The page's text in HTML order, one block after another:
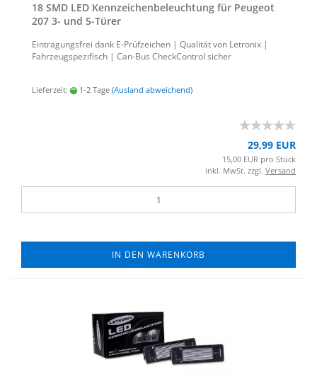
18 SMD LED Kenn­zei­chen­be­leuch­tung für Peu­geot
207 3- und 5-​Türer
Ein­tra­gungs­frei dank E-​Prüfzeichen | Qua­li­tät von Le­tro­nix |
Fahr­zeug­spe­zi­fisch | Can-​Bus Check­Con­trol si­cher
Lieferzeit: 1-2 Tage (Ausland abweichend)
29,99 EUR
15,00 EUR pro Stück
inkl. MwSt. zzgl. Versand
IN DEN WARENKORB